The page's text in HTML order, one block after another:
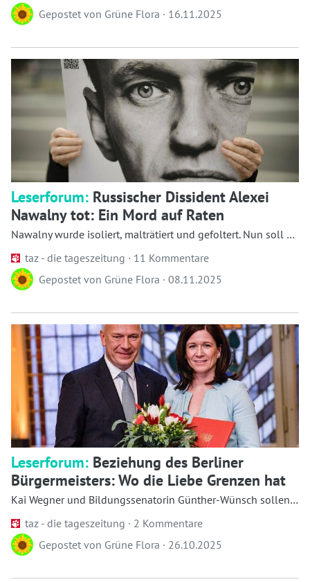
Gepostet von Grüne Flora · 16.11.2025
Leserforum: Russischer Dissident Alexei
Nawalny tot: Ein Mord auf Raten
Nawalny wurde isoliert, malträtiert und gefoltert. Nun soll er
taz - die tageszeitung · 11 Kommentare
Gepostet von Grüne Flora · 08.11.2025
Leserforum: Beziehung des Berliner
Bürgermeisters: Wo die Liebe Grenzen hat
Kai Wegner und Bildungssenatorin Günther-Wünsch sollen
taz - die tageszeitung · 2 Kommentare
Gepostet von Grüne Flora · 26.10.2025